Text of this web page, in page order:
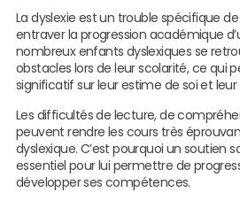
La dyslexie est un trouble spécifique
entraver la progression académique
nombreux enfants dyslexiques se
obstacles lors de leur scolarité, ce qui
significatif sur leur estime de soi et
Les difficultés de lecture, de
peuvent rendre les cours très
dyslexique. C’est pourquoi un soutien
essentiel pour lui permettre de
développer ses compétences.